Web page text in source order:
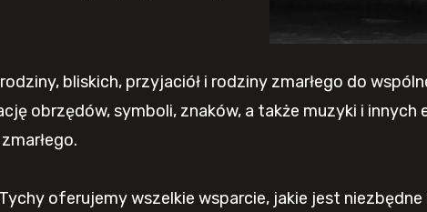
bliskich, przyjaciół i rodziny zmarłego do
obrzędów, symboli, znaków, a także muzyki i
oferujemy wszelkie wsparcie, jakie jest